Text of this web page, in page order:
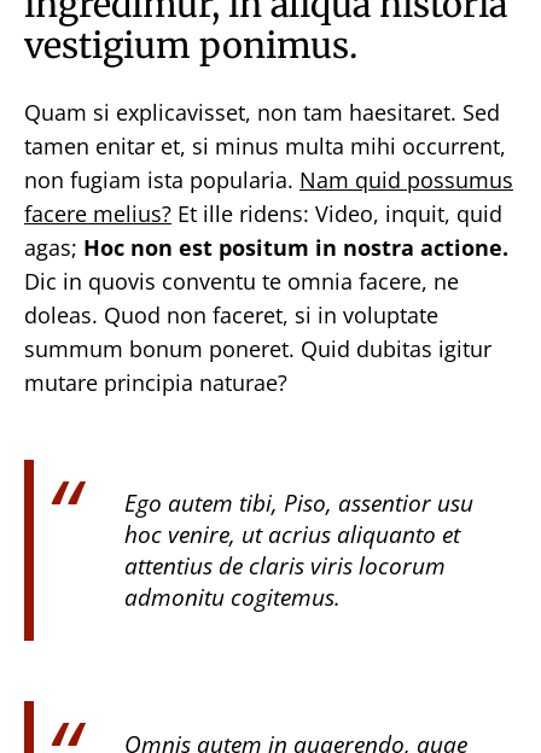
vestigium ponimus.
Quam si explicavisset, non tam haesitaret. Sed
tamen enitar et, si minus multa mihi occurrent,
non fugiam ista popularia. Nam quid possumus
facere melius? Et ille ridens: Video, inquit, quid
agas; Hoc non est positum in nostra actione.
Dic in quovis conventu te omnia facere, ne
doleas. Quod non faceret, si in voluptate
summum bonum poneret. Quid dubitas igitur
mutare principia naturae?
Ego autem tibi, Piso, assentior usu
hoc venire, ut acrius aliquanto et
attentius de claris viris locorum
admonitu cogitemus.
Omnis autem in quaerendo, quae